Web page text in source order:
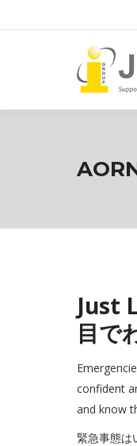
Just
目で
confident
and know
緊急事態は